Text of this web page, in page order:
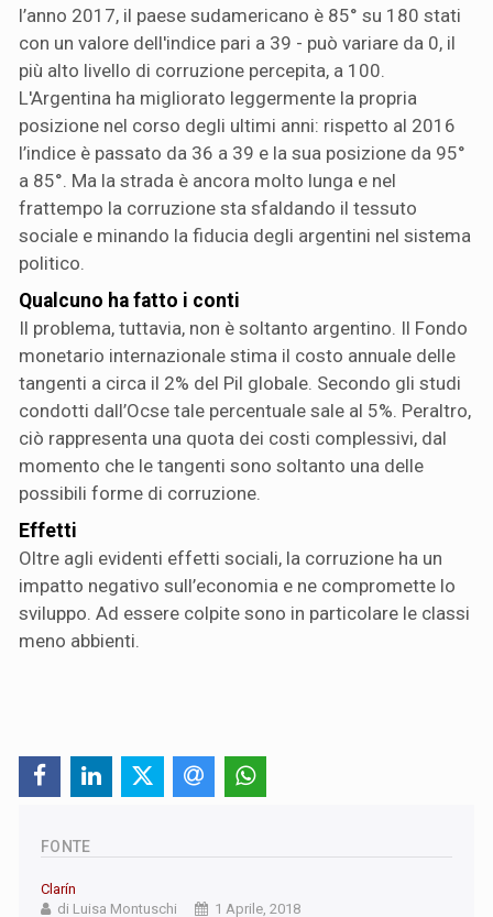
l’anno 2017, il paese sudamericano è 85° su 180 stati
con un valore dell'indice pari a 39 - può variare da 0, il
più alto livello di corruzione percepita, a 100.
L'Argentina ha migliorato leggermente la propria
posizione nel corso degli ultimi anni: rispetto al 2016
l’indice è passato da 36 a 39 e la sua posizione da 95°
a 85°. Ma la strada è ancora molto lunga e nel
frattempo la corruzione sta sfaldando il tessuto
sociale e minando la fiducia degli argentini nel sistema
politico.
Qualcuno ha fatto i conti
Il problema, tuttavia, non è soltanto argentino. Il Fondo
monetario internazionale stima il costo annuale delle
tangenti a circa il 2% del Pil globale. Secondo gli studi
condotti dall’Ocse tale percentuale sale al 5%. Peraltro,
ciò rappresenta una quota dei costi complessivi, dal
momento che le tangenti sono soltanto una delle
possibili forme di corruzione.
Effetti
Oltre agli evidenti effetti sociali, la corruzione ha un
impatto negativo sull’economia e ne compromette lo
sviluppo. Ad essere colpite sono in particolare le classi
meno abbienti.
FONTE
Clarín
di Luisa Montuschi
1 Aprile, 2018